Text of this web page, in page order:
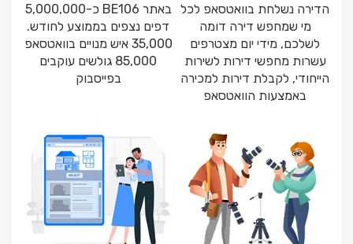
הדירה נשלחת בוואטסאפ לכל
מי שמחפש דירה דומה
לשלכם, מידי יום מצטרפים
עשרות מחפשי דירות לשירות
הייחודי, לקבלת דירות למכירה
באמצעות הוואטסאפ
באתר BE106 כ-5,000,000
דפים נצפים בממוצע לחודש.
35,000 איש מנויים בוואטסאפ
85,000 גולשים עוקבים
בפייסבוק